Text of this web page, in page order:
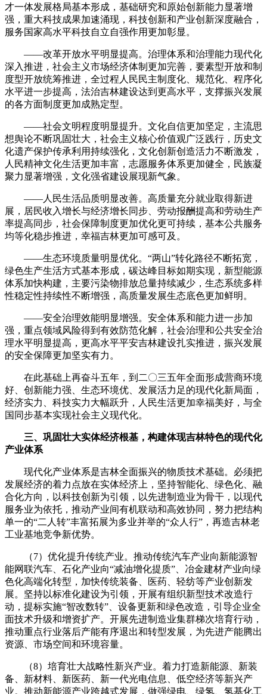
才一体发展格局基本形成，基础研究和原始创新能力显著增
强，重大科技成果加速涌现，科技创新和产业创新深度融合，
服务国家高水平科技自立自强作用更加彰显。
——改革开放水平明显提高。治理体系和治理能力现代化
深入推进，社会主义市场经济体制更加完善，要素型开放和制
度型开放统筹推进，全过程人民民主制度化、规范化、程序化
水平进一步提高，法治吉林建设达到更高水平，支撑振兴发展
的各方面制度更加成熟定型。
——社会文明程度明显提升。文化自信更加坚定，主流思
想舆论不断巩固壮大，社会主义核心价值观广泛践行，历史文
化遗产保护传承利用持续强化，文化创新创造活力不断激发，
人民精神文化生活更加丰富，志愿服务体系更加健全，民族凝
聚力显著增强，文化强省建设展现新气象。
——人民生活品质明显改善。高质量充分就业取得新进
展，居民收入增长与经济增长同步、劳动报酬提高和劳动生产
率提高同步，社会保障制度更加优化更可持续，基本公共服务
均等化稳步推进，幸福吉林更加可感可及。
——生态环境质量明显优化。“两山”转化路径不断拓宽，
绿色生产生活方式基本形成，碳达峰目标如期实现，新型能源
体系加快构建，主要污染物排放总量持续减少，生态系统多样
性稳定性持续性不断增强，高质量发展生态底色更加鲜明。
——安全治理效能明显增强。安全体系和能力进一步加
强，重点领域风险得到有效防范化解，社会治理和公共安全治
理水平明显提高，更高水平平安吉林建设扎实推进，振兴发展
的安全保障更加坚实有力。
在此基础上再奋斗五年，到二〇三五年全面形成营商环境
好、创新能力强、生态环境优、发展活力足的现代化新局面，
经济实力、科技实力大幅跃升，人民生活更加幸福美好，与全
国同步基本实现社会主义现代化。
三、巩固壮大实体经济根基，构建体现吉林特色的现代化
产业体系
现代化产业体系是吉林全面振兴的物质技术基础。必须把
发展经济的着力点放在实体经济上，坚持智能化、绿色化、融
合化方向，以科技创新为引领，以先进制造业为骨干，以现代
服务业为依托，推动产业间有机联动和高效协同，努力把结构
单一的“二人转”丰富拓展为多业并举的“众人行”，再造吉林老
工业基地竞争新优势。
（7）优化提升传统产业。推动传统汽车产业向新能源智
能网联汽车、石化产业向“减油增化提质”、冶金建材产业向绿
色化高端化转型，加快传统装备、医药、轻纺等产业创新发
展。坚持以标准化建设为引领，开展有组织新型技术改造行
动，提标实施“智改数转”、设备更新和绿色改造，引导企业全
面技术升级和增资扩产。开展先进制造业集群梯次培育行动，
推动重点行业落后产能有序退出和转型发展，为先进产能腾出
资源、市场空间和环境容量。
（8）培育壮大战略性新兴产业。着力打造新能源、新装
备、新材料、新医药、新一代光电信息、低空经济等新兴产
业。推动新能源产业跨越式发展，做强绿电、绿氢、氢基化工